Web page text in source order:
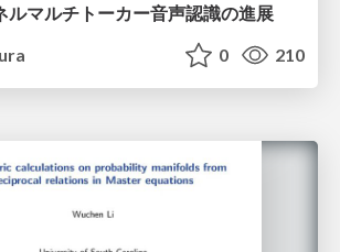
ルマルチトーカー音声認識の進展
0 210